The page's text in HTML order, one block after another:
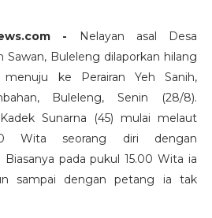
-
Nelayan asal Desa
Sawan, Buleleng dilaporkan hilang
ke Perairan Yeh Sanih,
Buleleng, Senin (28/8).
Sunarna (45) mulai melaut
Wita seorang diri dengan
pada pukul 15.00 Wita ia
sampai dengan petang ia tak